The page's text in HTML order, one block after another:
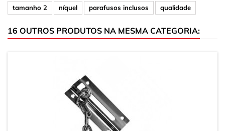
tamanho 2 níquel parafusos inclusos qualidade
16 OUTROS PRODUTOS NA MESMA CATEGORIA: